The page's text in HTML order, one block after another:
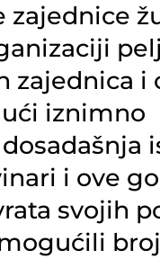
zajednice
zajednica i
iznimno
i ove
svojih